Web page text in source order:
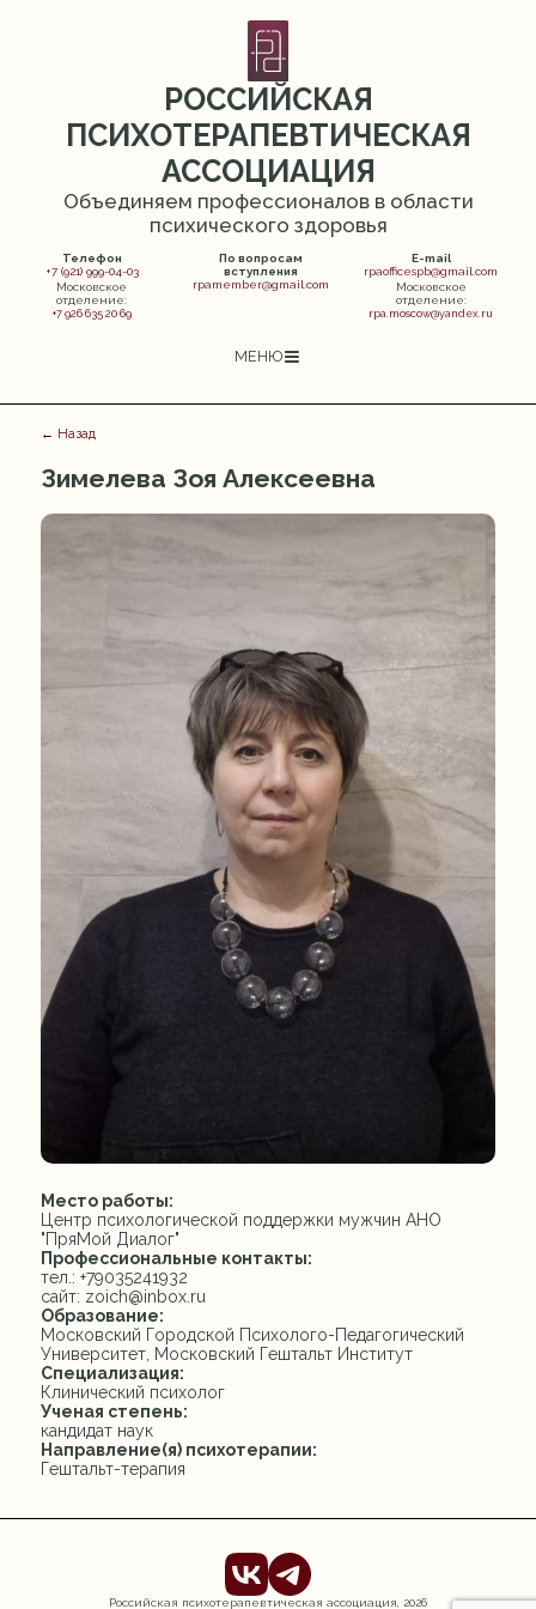
РОССИЙСКАЯ
ПСИХОТЕРАПЕВТИЧЕСКАЯ
АССОЦИАЦИЯ
Объединяем профессионалов в области
психического здоровья
Телефон
+7 (921) 999-04-03
Московское
отделение:
+7 926 635 20 69
По вопросам
вступления
rpamember@gmail.com
E-mail
rpaofficespb@gmail.com
Московское
отделение:
rpa.moscow@yandex.ru
МЕНЮ
← Назад
Зимелева Зоя Алексеевна
Место работы:
Центр психологической поддержки мужчин АНО
"ПряМой Диалог"
Профессиональные контакты:
тел.: +79035241932
сайт: zoich@inbox.ru
Образование:
Московский Городской Психолого-Педагогический
Университет, Московский Гештальт Институт
Специализация:
Клинический психолог
Ученая степень:
кандидат наук
Направление(я) психотерапии:
Гештальт-терапия
Российская психотерапевтическая ассоциация, 2026